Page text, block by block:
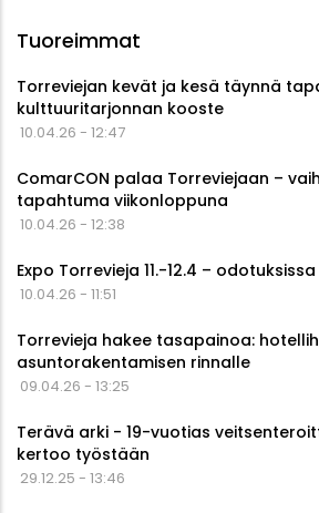
Tuoreimmat
Torreviejan kevät ja kesä täynnä
kulttuuritarjonnan kooste
10.04.26 - 12:47
ComarCON palaa Torreviejaan –
tapahtuma viikonloppuna
10.04.26 - 12:38
Expo Torrevieja 11.-12.4 –
10.04.26 - 11:51
Torrevieja hakee tasapainoa:
asuntorakentamisen rinnalle
09.04.26 - 13:25
Terävä arki - 19-vuotias
kertoo työstään
29.12.25 - 13:46